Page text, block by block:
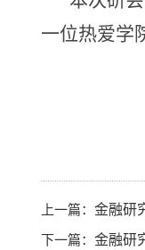
一位热爱学
上一篇： 金融研
下一篇： 金融研